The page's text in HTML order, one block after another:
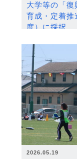
大学等の「
育成・定着推
度）に採択
2026.05.19